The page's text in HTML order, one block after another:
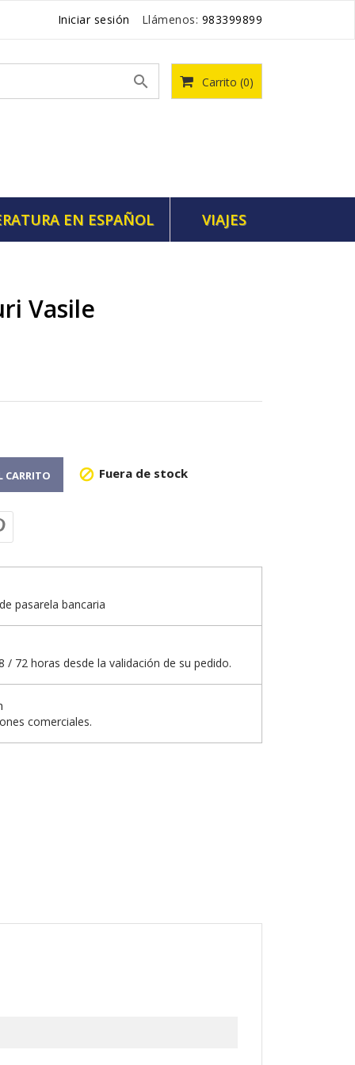
Iniciar sesión Llámenos: 983399899
Carrito (0)

EN ESPAÑOL VIAJES
Vasile
CARRITO  Fuera de stock
pasarela bancaria
/ 72 horas desde la validación de su pedido.
comerciales.